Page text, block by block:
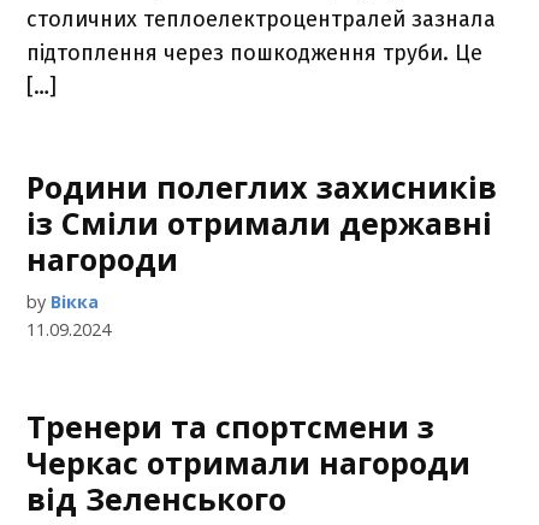
столичних теплоелектроцентралей зазнала
підтоплення через пошкодження труби. Це
[…]
Родини полеглих захисників
із Сміли отримали державні
нагороди
by Вікка
11.09.2024
Тренери та спортсмени з
Черкас отримали нагороди
від Зеленського